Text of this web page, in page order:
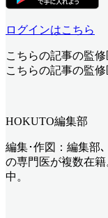
ログインはこちら
こちらの記事の監修
こちらの記事の監修
HOKUTO編集部
編集･作図：編集部
の専門医が複数在
中。